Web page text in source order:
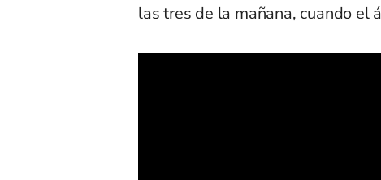
las tres de la mañana, cuando el